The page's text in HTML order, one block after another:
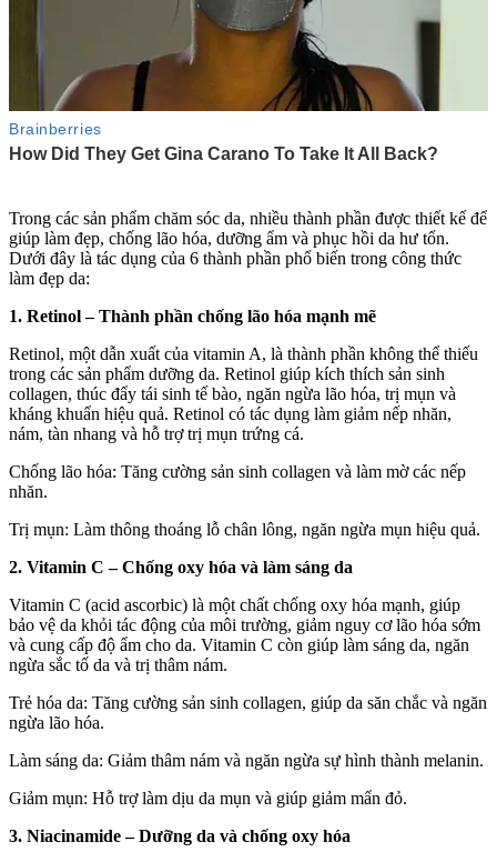
Trong các sản phẩm chăm sóc da, nhiều thành phần được thiết kế để
giúp làm đẹp, chống lão hóa, dưỡng ẩm và phục hồi da hư tổn.
Dưới đây là tác dụng của 6 thành phần phổ biến trong công thức
làm đẹp da:
1. Retinol – Thành phần chống lão hóa mạnh mẽ
Retinol, một dẫn xuất của vitamin A, là thành phần không thể thiếu
trong các sản phẩm dưỡng da. Retinol giúp kíc‌h thí‌ch sản sinh
collagen, thúc đẩy tái sinh tế bào, ngăn ngừa lão hóa, trị mụn và
kháng khuẩn hiệu quả. Retinol có tác dụng làm giảm nếp nhăn,
nám, tàn nhang và hỗ trợ trị mụn trứng cá.
Chống lão hóa: Tăng cường sản sinh collagen và làm mờ các nếp
nhăn.
Trị mụn: Làm thông thoáng lỗ chân lông, ngăn ngừa mụn hiệu quả.
2. Vitamin C – Chống oxy hóa và làm sáng da
Vitamin C (acid ascorbic) là một chất chống oxy hóa mạnh, giúp
bảo vệ da khỏi tác động của môi trường, giảm nguy cơ lão hóa sớm
và cung cấp độ ẩm cho da. Vitamin C còn giúp làm sáng da, ngăn
ngừa sắc tố da và trị thâm nám.
Trẻ hóa da: Tăng cường sản sinh collagen, giúp da săn chắc và ngăn
ngừa lão hóa.
Làm sáng da: Giảm thâm nám và ngăn ngừa sự hình thành melanin.
Giảm mụn: Hỗ trợ làm dịu da mụn và giúp giảm mẩn đỏ.
3. Niacinamide – Dưỡng da và chống oxy hóa